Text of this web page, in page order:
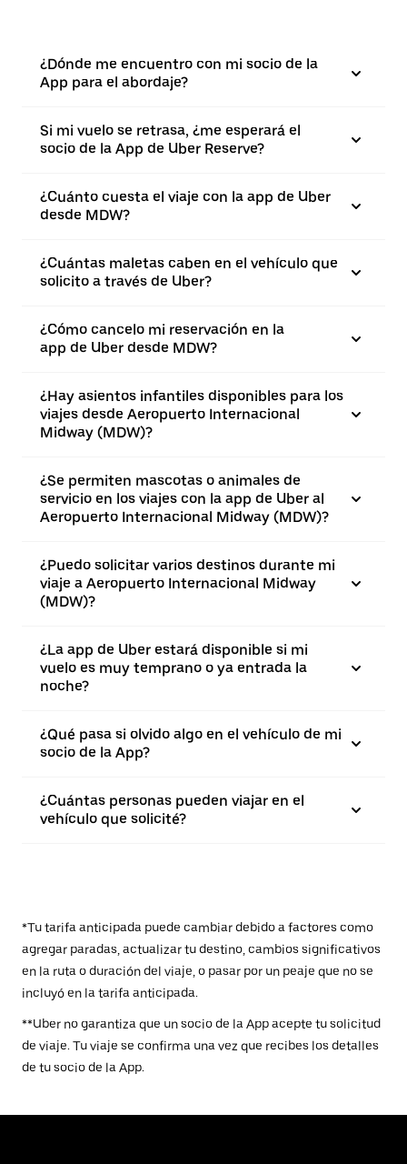
¿Dónde me encuentro con mi socio de la
App para el abordaje?
Si mi vuelo se retrasa, ¿me esperará el
socio de la App de Uber Reserve?
¿Cuánto cuesta el viaje con la app de Uber
desde MDW?
¿Cuántas maletas caben en el vehículo que
solicito a través de Uber?
¿Cómo cancelo mi reservación en la
app de Uber desde MDW?
¿Hay asientos infantiles disponibles para los
viajes desde Aeropuerto Internacional
Midway (MDW)?
¿Se permiten mascotas o animales de
servicio en los viajes con la app de Uber al
Aeropuerto Internacional Midway (MDW)?
¿Puedo solicitar varios destinos durante mi
viaje a Aeropuerto Internacional Midway
(MDW)?
¿La app de Uber estará disponible si mi
vuelo es muy temprano o ya entrada la
noche?
¿Qué pasa si olvido algo en el vehículo de mi
socio de la App?
¿Cuántas personas pueden viajar en el
vehículo que solicité?
*Tu tarifa anticipada puede cambiar debido a factores como
agregar paradas, actualizar tu destino, cambios significativos
en la ruta o duración del viaje, o pasar por un peaje que no se
incluyó en la tarifa anticipada.
**Uber no garantiza que un socio de la App acepte tu solicitud
de viaje. Tu viaje se confirma una vez que recibes los detalles
de tu socio de la App.